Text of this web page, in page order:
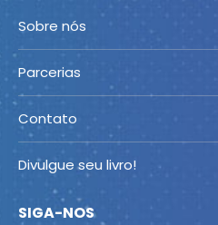
Sobre nós
Parcerias
Contato
Divulgue seu livro!
SIGA-NOS